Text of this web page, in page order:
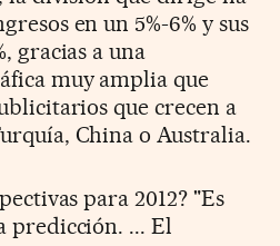
en un 5%-6% y sus
gracias a una
muy amplia que
que crecen a
China o Australia.
para 2012? "Es
predicción. ... El